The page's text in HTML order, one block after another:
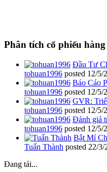
Phân tích cổ phiếu
Đầu Tư
tohuan1996 posted 12/5/
Báo Cáo
tohuan1996 posted 12/5/
GVR:
tohuan1996 posted 12/5/
Đánh giá
tohuan1996 posted 12/5/
Bật Mí
Tuấn Thành posted 22/3/
Đang tải...